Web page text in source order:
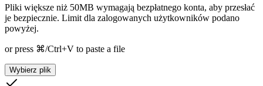
Pliki większe niż 50MB wymagają bezpłatnego konta, aby przesłać
je bezpiecznie. Limit dla zalogowanych użytkowników podano
powyżej.
or press ⌘/Ctrl+V to paste a file
Wybierz plik